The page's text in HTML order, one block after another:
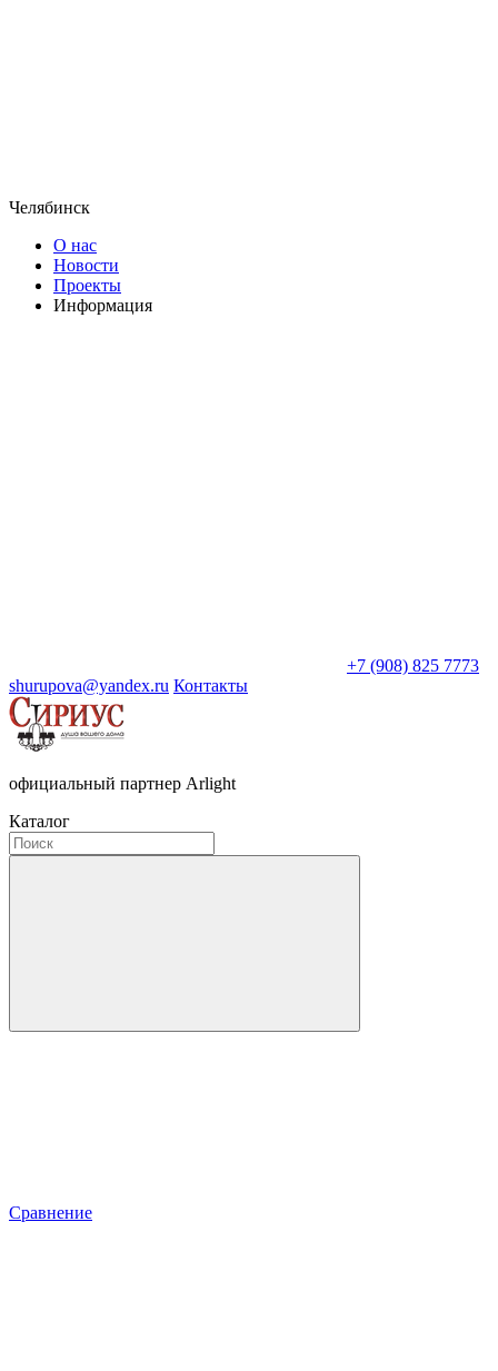
Челябинск
О нас
Новости
Проекты
Информация
+7 (908) 825 7773
shurupova@yandex.ru Контакты
официальный партнер Arlight
Каталог
Сравнение